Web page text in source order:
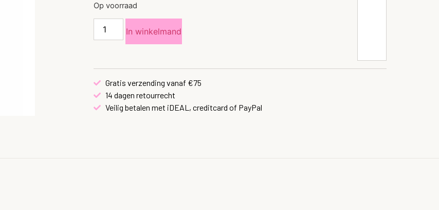
Op voorraad
In winkelmand
Gratis verzending vanaf €75
14 dagen retourrecht
Veilig betalen met iDEAL, creditcard of PayPal